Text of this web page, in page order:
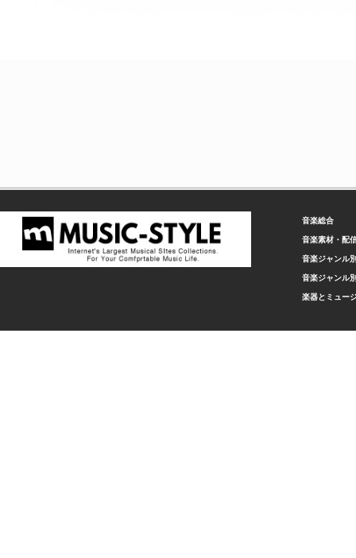
音楽総合
音楽素材・配
音楽ジャンル
音楽ジャンル
楽器とミュー